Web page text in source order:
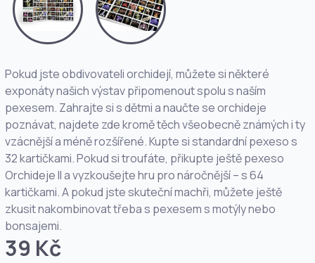
Pokud jste obdivovateli orchidejí, můžete si některé
exponáty našich výstav připomenout spolu s naším
pexesem. Zahrajte si s dětmi a naučte se orchideje
poznávat, najdete zde kromě těch všeobecně známých i ty
vzácnější a méně rozšířené. Kupte si standardní pexeso s
32 kartičkami. Pokud si troufáte, přikupte ještě pexeso
Orchideje II a vyzkoušejte hru pro náročnější – s 64
kartičkami. A pokud jste skuteční machři, můžete ještě
zkusit nakombinovat třeba s pexesem s motýly nebo
bonsajemi.
39 Kč